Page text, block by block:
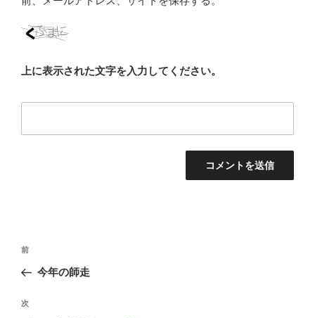
上に表示された文字を入力してください。
投
ビ
過
去
投
前
今年の師走
次
次